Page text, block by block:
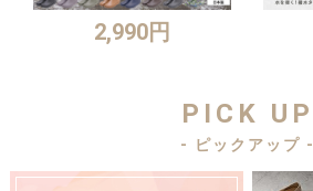
2,990円
PICK UP
- ピックアップ -